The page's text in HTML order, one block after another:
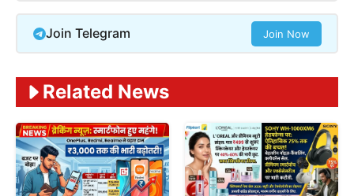
Join Telegram Join Now
Related News